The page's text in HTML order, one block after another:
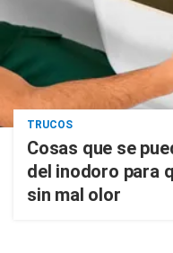
TRUCOS
Cosas que se
del inodoro para
sin mal olor